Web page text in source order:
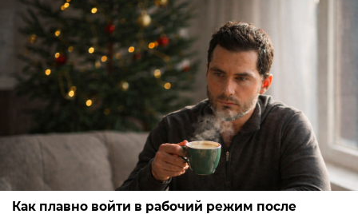
Как плавно войти в рабочий режим после